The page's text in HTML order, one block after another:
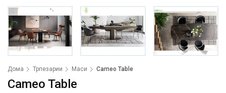
Дома Трпезарии Маси Cameo Table
Cameo Table